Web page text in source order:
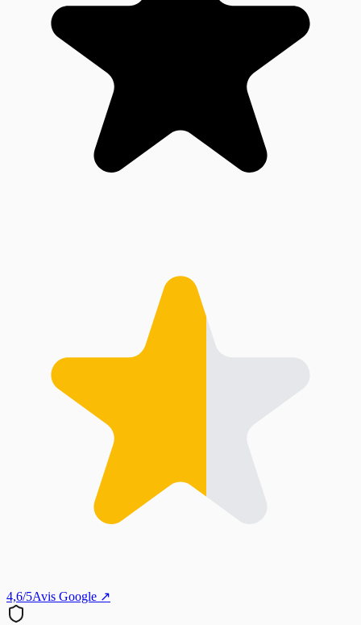
4,6/5Avis Google ↗